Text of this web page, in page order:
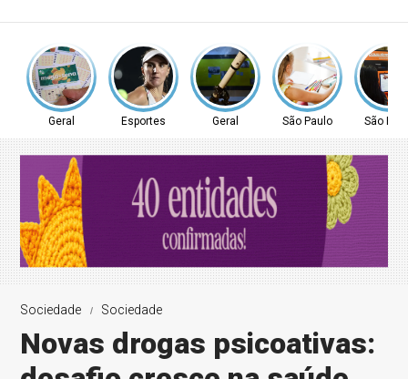
Geral Esportes Geral São Paulo São
Sociedade Sociedade
Novas drogas psicoativas: